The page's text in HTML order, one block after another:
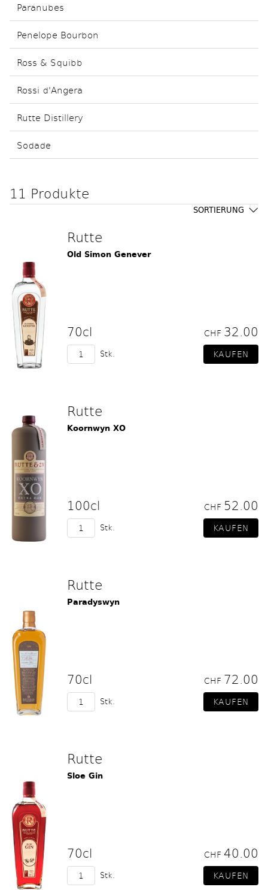
Paranubes
Penelope Bourbon
Ross & Squibb
Rossi d'Angera
Rutte Distillery
Sodade
11 Produkte
SORTIERUNG
Rutte
Old Simon Genever
70cl CHF 32.00
Stk.
Rutte
Koornwyn XO
100cl CHF 52.00
Stk.
Rutte
Paradyswyn
70cl CHF 72.00
Stk.
Rutte
Sloe Gin
70cl CHF 40.00
Stk.